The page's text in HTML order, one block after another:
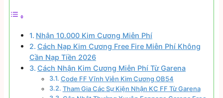
Nhận 10.000 Kim Cương Miễn Phí
Cách Nạp Kim Cương Free Fire Miễn Phí Không
Cần Nạp Tiền 2026
Cách Nhận Kim Cương Miễn Phí Từ Garena
Code FF Vĩnh Viễn Kim Cương OB54
Tham Gia Các Sự Kiện Nhận KC FF Từ Garena